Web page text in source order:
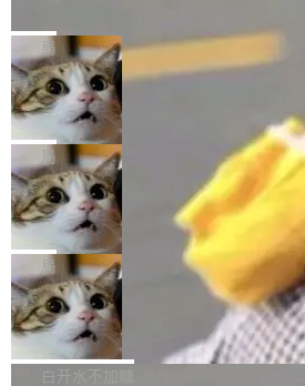
“启蒙老师”。 而今年，恰好是雷霄骅离世
年。FFmpeg 社区最终选择用一个大版本
字，留下了这份纪念。 雷霄骅曾是中国传
数字电视技术方向的博士生，长期从事视
频技...
编写程序，目标是完成电商平台作者信息
列表的数据匹配 —— 一项常规的数据处理
务，最终却产生了 180 万美元的账单，实
超出原定预算 860%。 更令人意外的是
最终并未成功落地，而高额算力消耗持续
达 5 个月，公司直到财务对账时才察觉
意味着一个无人看管的 AI 程序，在近半
里日夜不停地"烧钱"。 复盘显示，...
e CEO Clément Delangue 在 CNBC 的
没有拐弯抹角。他说中国正在赢得 AI 竞
且按目前的速度，中国 AI 工具预计在今
2027 年就能追上美国前沿实验室的水平
ngue 把原因归结为一件事：开放协作。
AI 开发者在一个共享和协作的生态里加
而美国模型厂商在"闭门造车"。他的原话
ding in silos"——各自为战，互不通气。
断从他嘴里说出来分量不同。Hugging
全球最大的开源 AI 平台，上面跑着上百
型。谁在开源赛道上领先，...
局
当 AI agent 把源码变成了最好的扩展
统，开发者工具必须开源
五年前，David Crawshaw 问过很多软
一个问题：你写过什么给自己用的程序
乎都是没有。工程师们整天用别人写的程
序给别人用。偶尔有人自己写个博客系统
家居控制、家庭实验室，都算稀奇事。
aw 是 Shelley 的作者，一个开源 AI
nt。他最近在博客上写了一篇文章，核心
简单：开发者工具必须开源。 理由不是
由软件情怀，而是一个跟 AI agent 直接
技术判断。 两行 prompt 就能个性化任
局
DeepSeek Harness 宣布内测邀请，
网最大规模开源 Agent 路演现场诞生
一条内测招募帖，发出去的时候大概没
会变成一场开源 Agent 生态的路演。 8
DeepSeek Harness 团队负责人崔添翼
i）在 X 上发帖： 「如果你是 Agent
关开源项目的开发者，希望参加
ness 的内测，可以回复或私信联系我。
局
商汤 SenseNova U1.5-Lite-Preview
开源
商汤科技宣布面向社区开源轻量级统一
型的预览版本 SenseNova U1.5-Lite-
白开水不加糖